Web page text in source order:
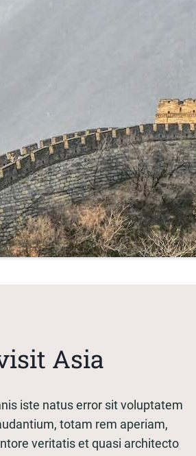
Asia
iste natus error sit voluptatem
totam rem aperiam,
veritatis et quasi architecto